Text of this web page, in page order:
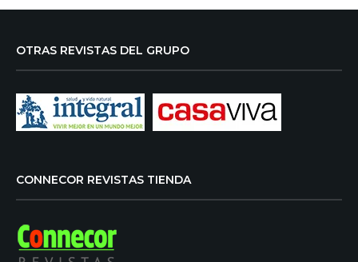
OTRAS REVISTAS DEL GRUPO
CONNECOR REVISTAS TIENDA